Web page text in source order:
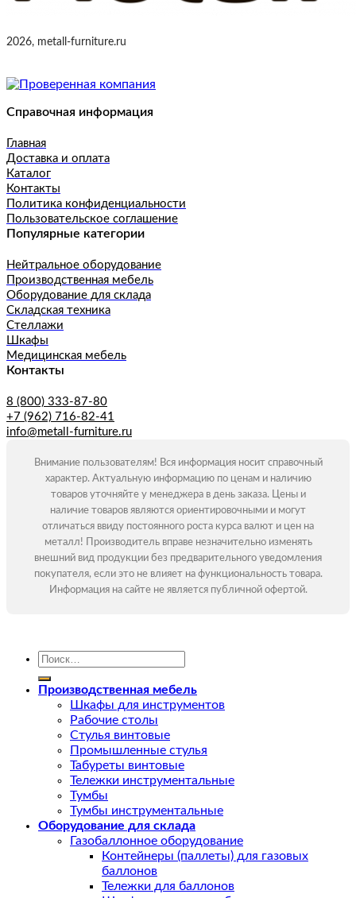
2026, metall-furniture.ru
Справочная информация
Главная
Доставка и оплата
Каталог
Контакты
Политика конфиденциальности
Пользовательское соглашение
Популярные категории
Нейтральное оборудование
Производственная мебель
Оборудование для склада
Складская техника
Стеллажи
Шкафы
Медицинская мебель
Контакты
8 (800) 333-87-80
+7 (962) 716-82-41
info@metall-furniture.ru
Внимание пользователям! Вся информация носит справочный
характер. Актуальную информацию по ценам и наличию
товаров уточняйте у менеджера в день заказа. Цены и
наличие товаров являются ориентировочными и могут
отличаться ввиду постоянного роста курса валют и цен на
металл! Производитель вправе незначительно изменять
внешний вид продукции без предварительного уведомления
покупателя, если это не влияет на функциональность товара.
Информация на сайте не является публичной офертой.
Искать:
Производственная мебель
Шкафы для инструментов
Рабочие столы
Стулья винтовые
Промышленные стулья
Табуреты винтовые
Тележки инструментальные
Тумбы
Тумбы инструментальные
Оборудование для склада
Газобаллонное оборудование
Контейнеры (паллеты) для газовых
баллонов
Тележки для баллонов